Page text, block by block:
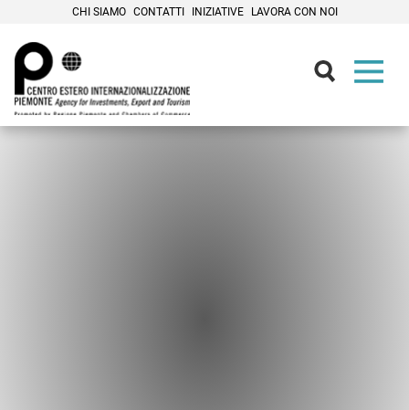
CHI SIAMO CONTATTI INIZIATIVE LAVORA CON NOI